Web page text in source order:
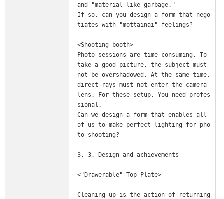
and "material-like garbage."
If so, can you design a form that nego
tiates with "mottainai" feelings?
<Shooting booth>
Photo sessions are time-consuming. To
take a good picture, the subject must
not be overshadowed. At the same time,
direct rays must not enter the camera
lens. For these setup, You need profes
sional.
Can we design a form that enables all
of us to make perfect lighting for pho
to shooting?
3. 3. Design and achievements
<"Drawerable" Top Plate>
Cleaning up is the action of returning